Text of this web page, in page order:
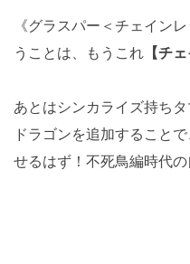
《グラスパー＜チェイン
うことは、もうこれ 【チ
あとはシンカライズ持ち
ドラゴンを追加すること
せるはず！不死鳥編時代